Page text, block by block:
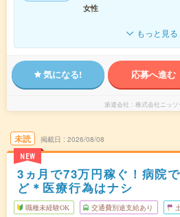
女性
もっと見る
気になる! 応募へ進む
派遣会社 株式会社ニッソ
未読
NEW
掲載日 2026/08/08
3ヵ月で73万円稼ぐ！病院
ど＊医療行為はナシ
職種未経験OK 交通費別途支給あり